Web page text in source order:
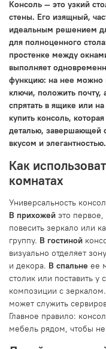
Консоль — это узкий
стены. Его изящный,
идеальным решением
для полноценного
простенке между
выполняет
функцию: на нее можно
ключи, положить
спрятать в ящике или
купить консоль,
деталью, завершающей
вкусом и элегантностью.
Как
комнатах
Универсальность
В прихожей это
повесить зеркало или
группу. В гостиной
визуально отделяет
и декора. В спальне ее
столик или поставить
композиции с зеркалом.
может служить
Главное правило:
мебель рядом, чтобы не